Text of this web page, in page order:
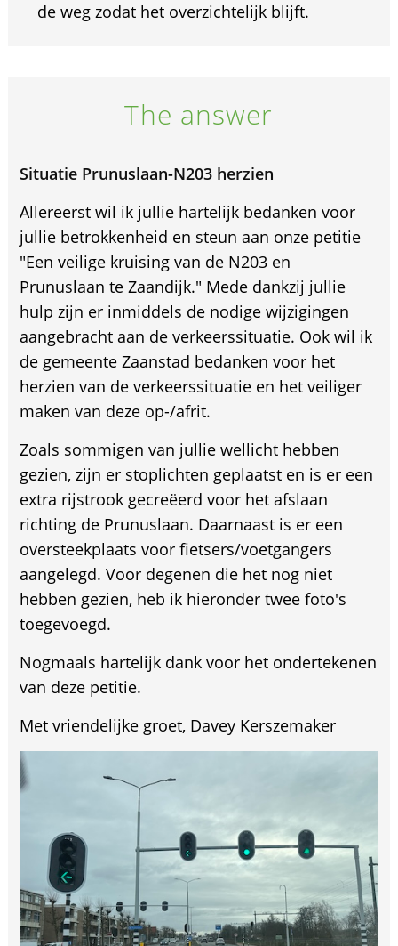
de weg zodat het overzichtelijk blijft.
The answer
Situatie Prunuslaan-N203 herzien
Allereerst wil ik jullie hartelijk bedanken voor
jullie betrokkenheid en steun aan onze petitie
"Een veilige kruising van de N203 en
Prunuslaan te Zaandijk." Mede dankzij jullie
hulp zijn er inmiddels de nodige wijzigingen
aangebracht aan de verkeerssituatie. Ook wil ik
de gemeente Zaanstad bedanken voor het
herzien van de verkeerssituatie en het veiliger
maken van deze op-/afrit.
Zoals sommigen van jullie wellicht hebben
gezien, zijn er stoplichten geplaatst en is er een
extra rijstrook gecreëerd voor het afslaan
richting de Prunuslaan. Daarnaast is er een
oversteekplaats voor fietsers/voetgangers
aangelegd. Voor degenen die het nog niet
hebben gezien, heb ik hieronder twee foto's
toegevoegd.
Nogmaals hartelijk dank voor het ondertekenen
van deze petitie.
Met vriendelijke groet, Davey Kerszemaker